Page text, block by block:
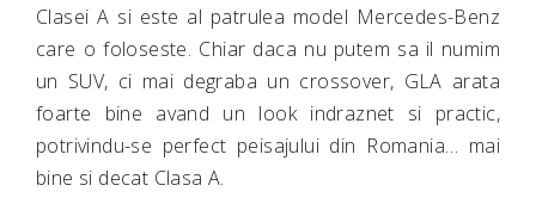
Clasei A si este al patrulea model Mercedes-Benz
care o foloseste. Chiar daca nu putem sa il numim
un SUV, ci mai degraba un crossover, GLA arata
foarte bine avand un look indraznet si practic,
potrivindu-se perfect peisajului din Romania… mai
bine si decat Clasa A.